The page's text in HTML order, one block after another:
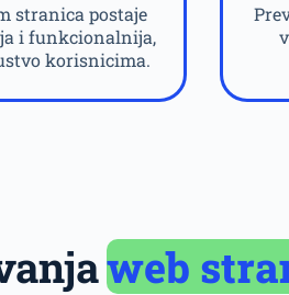
stranica postaje
i funkcionalnija,
korisnicima.
web